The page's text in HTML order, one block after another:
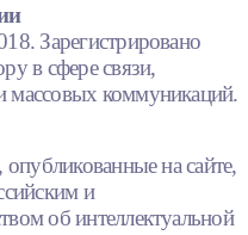
Зарегистрировано
в сфере связи,
массовых коммуникаций.
на сайте,
и
об интеллектуальной